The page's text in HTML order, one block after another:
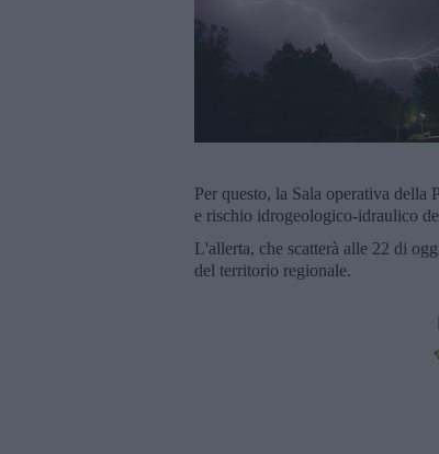
Per questo, la Sala operativa
e rischio idrogeologico-idraulico
L'allerta, che scatterà alle 22 di
del territorio regionale.